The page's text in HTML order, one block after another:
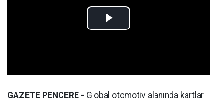
GAZETE PENCERE - Global otomotiv alanında kartlar